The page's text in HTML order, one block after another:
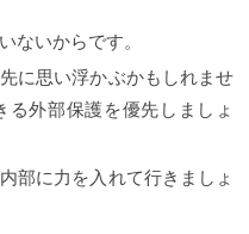
ないからです。
に思い浮かぶかもしれませ
る外部保護を優先しましょ
部に力を入れて行きましょ